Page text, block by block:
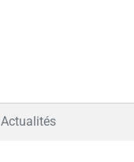
Actualités